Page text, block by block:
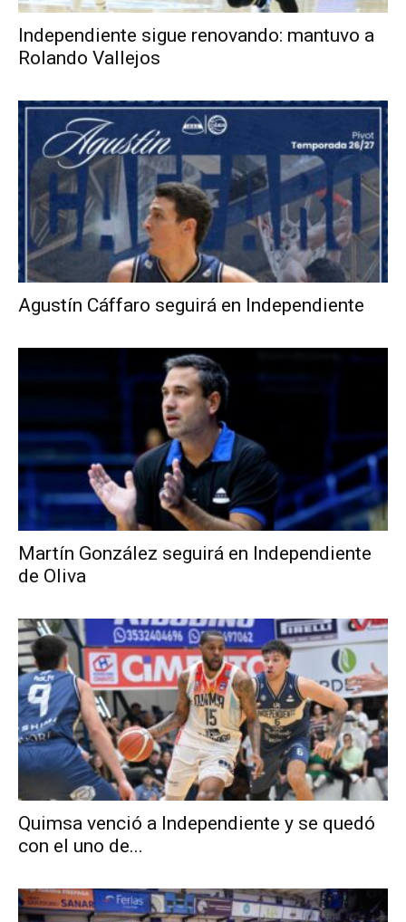
Independiente sigue renovando: mantuvo a
Rolando Vallejos
Agustín Cáffaro seguirá en Independiente
Martín González seguirá en Independiente
de Oliva
Quimsa venció a Independiente y se quedó
con el uno de...